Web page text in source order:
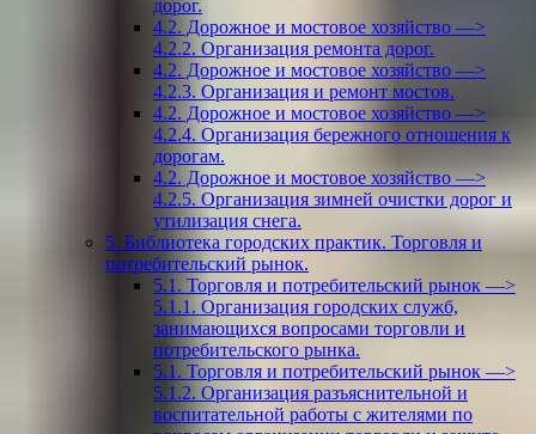
дорог.
4.2. Дорожное и мостовое хозяйство —>
4.2.2. Организация ремонта дорог.
4.2. Дорожное и мостовое хозяйство —>
4.2.3. Организация и ремонт мостов.
4.2. Дорожное и мостовое хозяйство —>
4.2.4. Организация бережного отношения к
дорогам.
4.2. Дорожное и мостовое хозяйство —>
4.2.5. Организация зимней очистки дорог и
утилизация снега.
5. Библиотека городских практик. Торговля и
потребительский рынок.
5.1. Торговля и потребительский рынок —>
5.1.1. Организация городских служб,
занимающихся вопросами торговли и
потребительского рынка.
5.1. Торговля и потребительский рынок —>
5.1.2. Организация разъяснительной и
воспитательной работы с жителями по